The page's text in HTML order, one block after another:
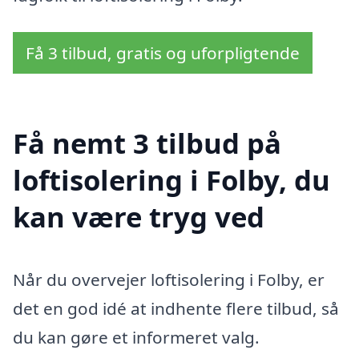
Få 3 tilbud, gratis og uforpligtende
Få nemt 3 tilbud på
loftisolering i Folby, du
kan være tryg ved
Når du overvejer loftisolering i Folby, er
det en god idé at indhente flere tilbud, så
du kan gøre et informeret valg.